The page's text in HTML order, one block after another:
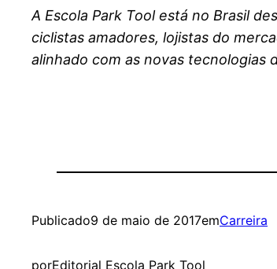
A Escola Park Tool está no Brasil
ciclistas amadores, lojistas do
alinhado com as novas tecnologias
Publicado9 de maio de 2017emCarreira
porEditorial Escola Park Tool